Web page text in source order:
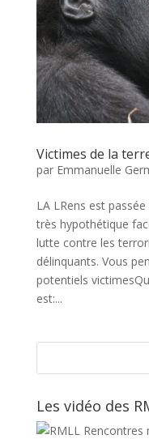
Victimes de la
par Emmanuelle
LA LRens est
très hypothétique
lutte contre les
délinquants. Vous
potentiels
est:...
Les vidéo des